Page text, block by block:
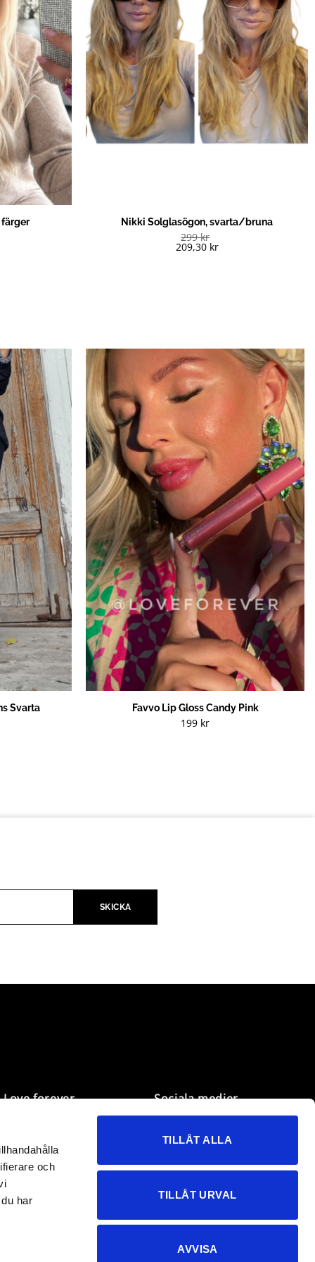
och
har
TILLÅT ALLA
TILLÅT URVAL
AVVISA
färger Nikki Solglasögon, svarta/bruna
299kr
209,30 kr
Svarta Favvo Lip Gloss Candy Pink
199 kr
Love forever
Önskelistan
Kundservice
B2B
Sociala medier
Facebook
Instagram
TikTok